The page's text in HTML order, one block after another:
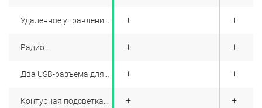
Удаленное управление
приложения
Радио
Два USB-разъема для
подзарядки
Контурная подсветка
+
+
+
+
+
+
+
+
+
+
+
+